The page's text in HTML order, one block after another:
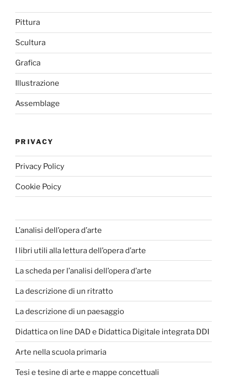
Pittura
Scultura
Grafica
Illustrazione
Assemblage
PRIVACY
Privacy Policy
Cookie Poicy
L’analisi dell’opera d’arte
I libri utili alla lettura dell’opera d’arte
La scheda per l’analisi dell’opera d’arte
La descrizione di un ritratto
La descrizione di un paesaggio
Didattica on line DAD e Didattica Digitale integrata DDI
Arte nella scuola primaria
Tesi e tesine di arte e mappe concettuali